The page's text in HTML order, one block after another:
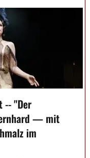
-- "Der
— mit
im